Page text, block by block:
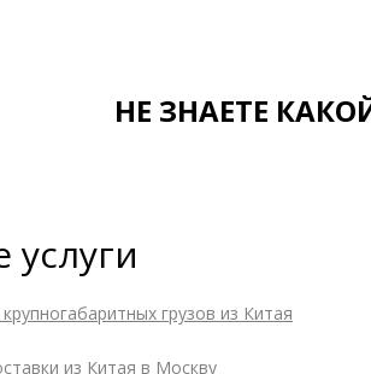
НЕ ЗНАЕТЕ
услуги
грузов из Китая
из Китая в Москву